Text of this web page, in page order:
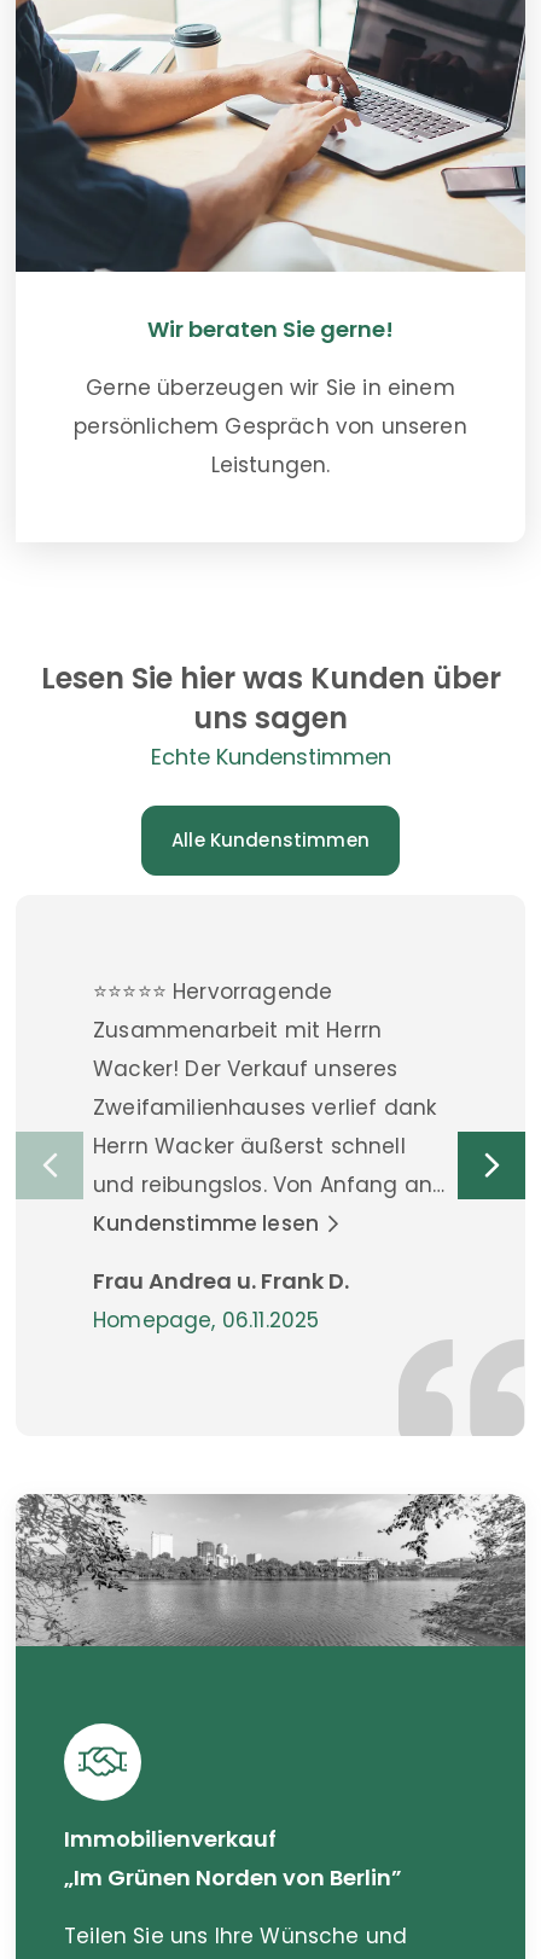
Wir beraten Sie gerne!
Gerne überzeugen wir Sie in einem
persönlichem Gespräch von unseren
Leistungen.
Lesen Sie hier was Kunden über
uns sagen
Echte Kundenstimmen
Alle Kundenstimmen
⭐️⭐️⭐️⭐️⭐️ Hervorragende
Zusammenarbeit mit Herrn
Wacker! Der Verkauf unseres
Zweifamilienhauses verlief dank
Herrn Wacker äußerst schnell
und reibungslos. Von Anfang an
überzeugte er durch hohe
richtige Verkaufsstrategie.
Besonders beeindruckt hat uns
fühlten uns zu jeder Zeit bestens
betreut und transparent
informiert. Herr Wacker hat alles
mit großem Engagement und
Verlässlichkeit umgesetzt,
kümmern mussten. Das Ergebnis:
ein zügiger Verkauf zu einem
sehr guten Preis. Wir können
Herrn Wacker uneingeschränkt
weiterempfehlen und bedanken
Kundenstimme lesen
Frau Andrea u. Frank D.
Homepage, 06.11.2025
Immobilienverkauf
„Im Grünen Norden von Berlin”
Teilen Sie uns Ihre Wünsche und